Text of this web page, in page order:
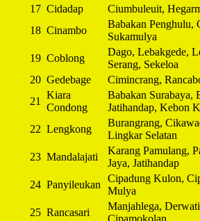
17 Cidadap
Ciumbuleuit,
18 Cinambo
Babakan Penghulu,
Sukamulya
19 Coblong
Dago, Lebakgede,
Serang, Sekeloa
20 Gedebage
Cimincrang,
21
Kiara
Condong
Babakan Surabaya,
Jatihandap, Kebon
22 Lengkong
Burangrang,
Lingkar Selatan
23 Mandalajati
Karang Pamulang,
Jaya, Jatihandap
24 Panyileukan
Cipadung Kulon,
Mulya
25 Rancasari
Manjahlega,
Cipamokolan